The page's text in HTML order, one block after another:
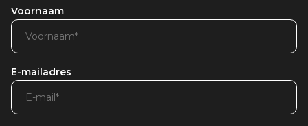
Voornaam
E-mailadres